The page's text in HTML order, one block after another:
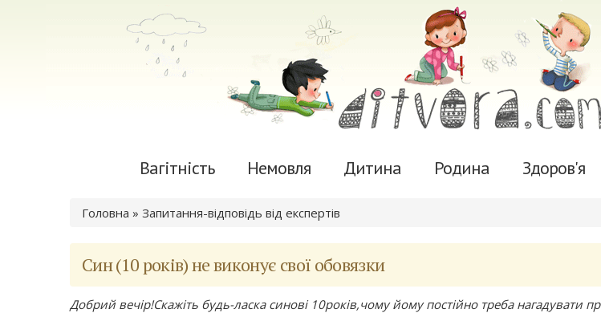
Вагітність Немовля Дитина Родина Здоров'я
Ви є тут
Головна » Запитання-відповідь від експертів
Син (10 років) не виконує свої обовязки
Добрий вечір!Скажіть будь-ласка синові 10років,чому йому постійно треба нагадувати